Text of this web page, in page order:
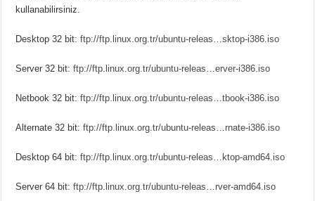
kullanabilirsiniz.
Desktop 32 bit:ftp://ftp.linux.org.tr/ubuntu-releas…sktop-i386.iso
Server 32 bit:ftp://ftp.linux.org.tr/ubuntu-releas…erver-i386.iso
Netbook 32 bit:ftp://ftp.linux.org.tr/ubuntu-releas…tbook-i386.iso
Alternate 32 bit:ftp://ftp.linux.org.tr/ubuntu-releas…rnate-i386.iso
Desktop 64 bit:ftp://ftp.linux.org.tr/ubuntu-releas…ktop-amd64.iso
Server 64 bit:ftp://ftp.linux.org.tr/ubuntu-releas…rver-amd64.iso